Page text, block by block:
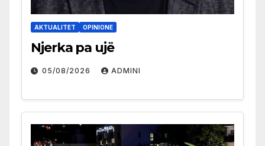
AKTUALITET OPINIONE
Njerka pa ujë
05/08/2026 ADMINI